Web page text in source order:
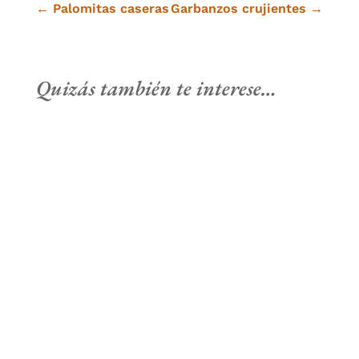
← Palomitas caserasGarbanzos crujientes →
Quizás también te interese…